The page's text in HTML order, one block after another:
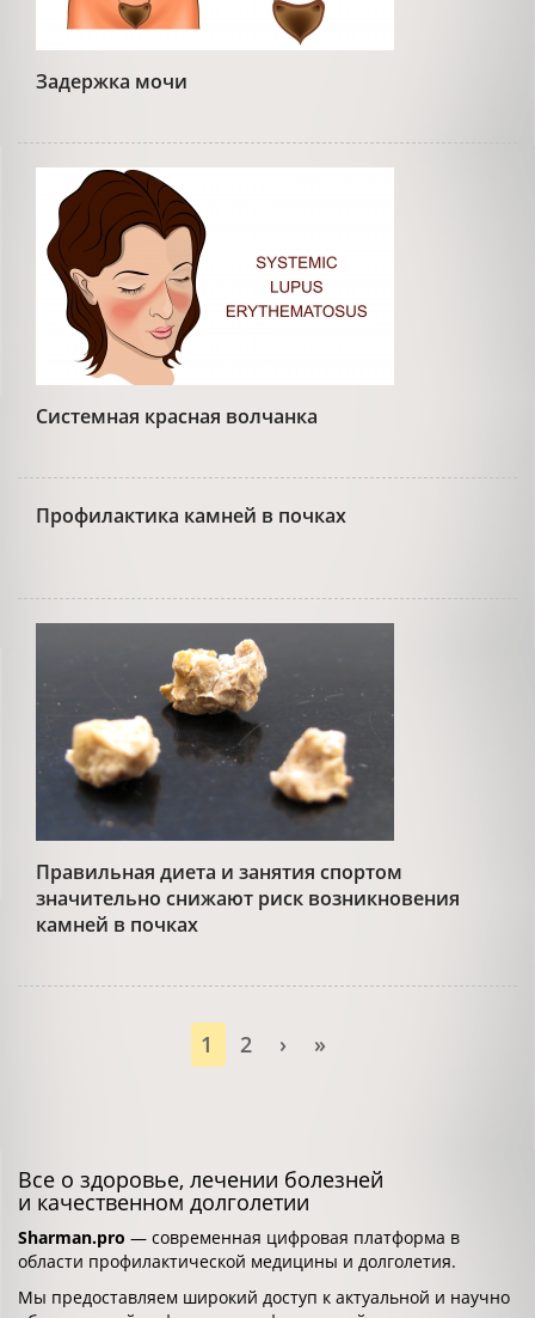
Задержка мочи
Системная красная волчанка
Профилактика камней в почках
Правильная диета и занятия спортом
значительно снижают риск возникновения
камней в почках
1 2 › »
Все о здоровье, лечении болезней
и качественном долголетии
Sharman.pro — современная цифровая платформа в
области профилактической медицины и долголетия.
Мы предоставляем широкий доступ к актуальной и научно